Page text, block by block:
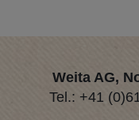
Weita AG,
Tel.: +41